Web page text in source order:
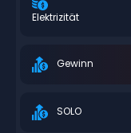
Elektrizität
Gewinn
SOLO